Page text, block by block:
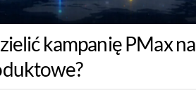
kampanię PMax na